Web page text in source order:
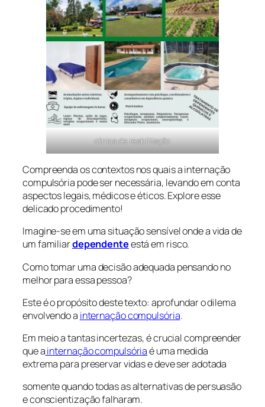
clinica de reabilitação
Compreenda os contextos nos quais a internação
compulsória pode ser necessária, levando em conta
aspectos legais, médicos e éticos. Explore esse
delicado procedimento!
Imagine-se em uma situação sensível onde a vida de
um familiardependenteestá em risco.
Como tomar uma decisão adequada pensando no
melhor para essa pessoa?
Este é o propósito deste texto: aprofundar o dilema
envolvendo a internação compulsória.
Em meio a tantas incertezas, é crucial compreender
que ainternação compulsóriaé uma medida
extrema para preservar vidas e deve ser adotada
somente quando todas as alternativas de persuasão
e conscientização falharam.